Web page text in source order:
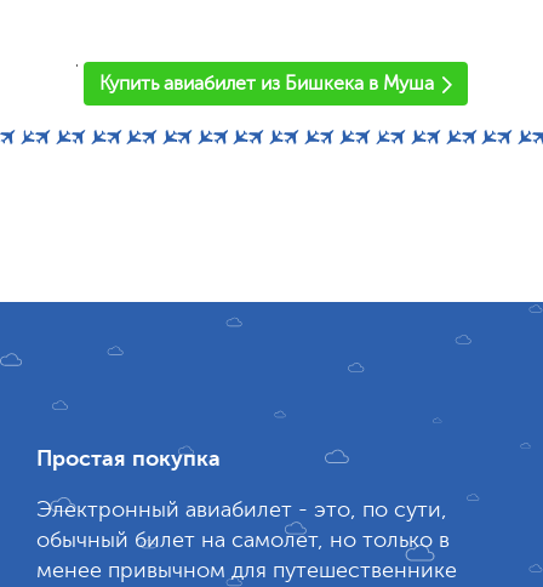
'
Купить авиабилет из Бишкека в Муша
Простая покупка
Электронный авиабилет - это, по сути,
обычный билет на самолет, но только в
менее привычном для путешественнике